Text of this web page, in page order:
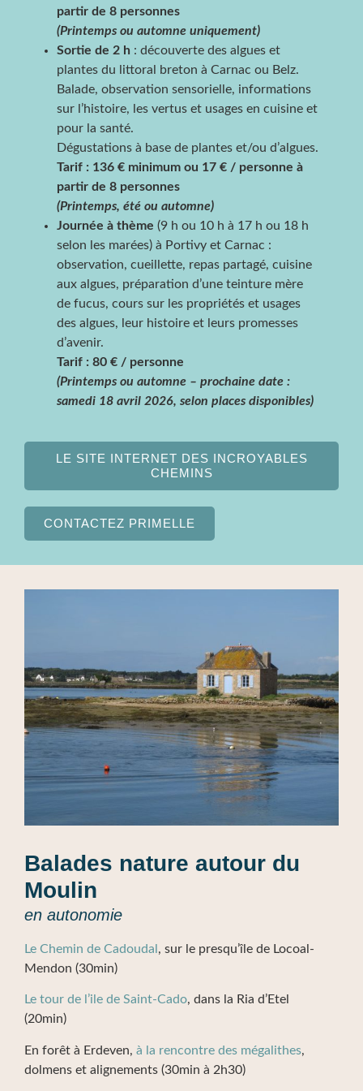
partir de 8 personnes
(Printemps ou automne uniquement)
Sortie de 2 h : découverte des algues et
plantes du littoral breton à Carnac ou Belz.
Balade, observation sensorielle, informations
sur l’histoire, les vertus et usages en cuisine et
pour la santé.
Dégustations à base de plantes et/ou d’algues.
Tarif : 136 € minimum ou 17 € / personne à
partir de 8 personnes
(Printemps, été ou automne)
Journée à thème (9 h ou 10 h à 17 h ou 18 h
selon les marées) à Portivy et Carnac :
observation, cueillette, repas partagé, cuisine
aux algues, préparation d’une teinture mère
de fucus, cours sur les propriétés et usages
des algues, leur histoire et leurs promesses
d’avenir.
Tarif : 80 € / personne
(Printemps ou automne – prochaine date :
samedi 18 avril 2026, selon places disponibles)
LE SITE INTERNET DES INCROYABLES
CHEMINS
CONTACTEZ PRIMELLE
Balades nature autour du
Moulin
en autonomie
Le Chemin de Cadoudal , sur le presqu’île de Locoal-
Mendon (30min)
Le tour de l’ile de Saint-Cado, dans la Ria d’Etel
(20min)
En forêt à Erdeven, à la rencontre des mégalithes,
dolmens et alignements (30min à 2h30)